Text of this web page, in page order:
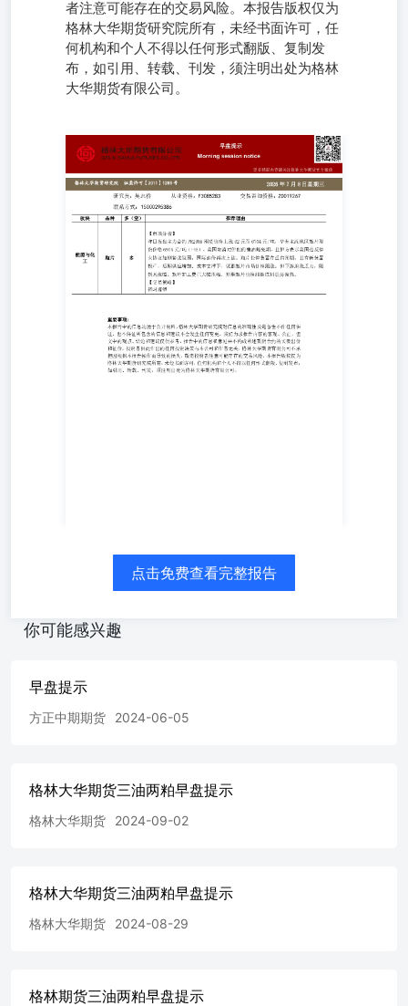
者注意可能存在的交易风险。本报告版权仅为
格林大华期货研究院所有，未经书面许可，任
何机构和个人不得以任何形式翻版、复制发
布，如引用、转载、刊发，须注明出处为格林
大华期货有限公司。
更多精彩内容请关注格林大华期货官方微信 格林大华期货
研究院证监许可【2011】1288号 2026年7月8日星期三 交易
咨询资格：Z0019267 从业资格：F3085283 重要事项: 本报
告中的信息均源于公开资料，格林大华期货研究院对信息的
准确性及完备性不作任何保证，也不保证所包含的信息和建
议不会发生任何变更。我们力求报告内容的客观、公正，但
文中的观点、结论和建议仅供参考，报告中的信息和意见并
不构成所述期货合约的买卖出价和征价，投资者据此作出的
任何投资决策与本公司和作者无关，格林大华期货有限公司
不承担因根据本报告操作而导致的损失，敬请投资者注意可
能存在的交易风险。本报告版权仅为格林大华期货研究院所
有，未经书面许可，任何机构和个人不得以任何形式翻版、
复制发布，如引用、转载、刊发，须注明出处为格林大华期
点击免费查看完整报告
你可能感兴趣
早盘提示
方正中期期货 2024-06-05
格林大华期货三油两粕早盘提示
格林大华期货 2024-09-02
格林大华期货三油两粕早盘提示
格林大华期货 2024-08-29
格林期货三油两粕早盘提示